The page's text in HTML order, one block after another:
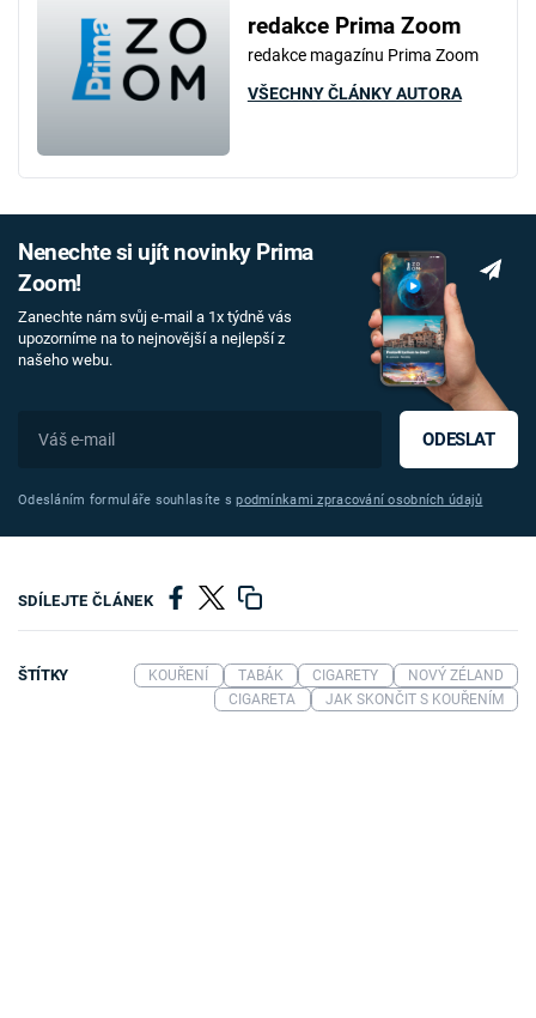
redakce Prima Zoom
redakce magazínu Prima Zoom
VŠECHNY ČLÁNKY AUTORA
Nenechte si ujít novinky Prima
Zoom!
Zanechte nám svůj e-mail a 1x týdně vás
upozorníme na to nejnovější a nejlepší z
našeho webu.
ODESLAT
Odesláním formuláře souhlasíte spodmínkami zpracování osobních údajů
SDÍLEJTE ČLÁNEK
ŠTÍTKY KOUŘENÍ TABÁK CIGARETY
NOVÝ ZÉLAND
CIGARETA
JAK SKONČIT S KOUŘENÍM